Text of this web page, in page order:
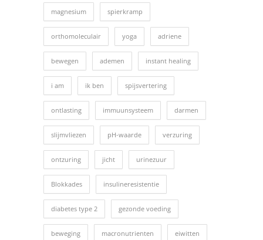
magnesium spierkramp
orthomoleculair yoga adriene
bewegen ademen instant healing
i am ik ben spijsvertering
ontlasting immuunsysteem darmen
slijmvliezen pH-waarde verzuring
ontzuring jicht urinezuur
Blokkades insulineresistentie
diabetes type 2 gezonde voeding
beweging macronutrienten eiwitten